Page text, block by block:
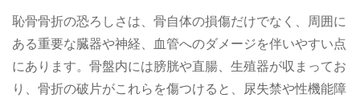
恥骨骨折の恐ろしさは、骨自体の損傷だけでなく、周囲に
ある重要な臓器や神経、血管へのダメージを伴いやすい点
にあります。骨盤内には膀胱や直腸、生殖器が収まってお
り、骨折の破片がこれらを傷つけると、尿失禁や性機能障